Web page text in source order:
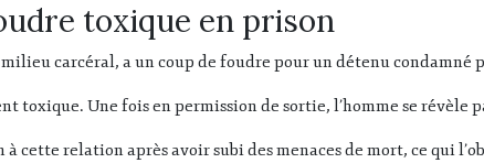
toxique en prison
carcéral, a un coup de foudre pour un détenu condamné
toxique. Une fois en permission de sortie, l’homme se révèle
cette relation après avoir subi des menaces de mort, ce qui